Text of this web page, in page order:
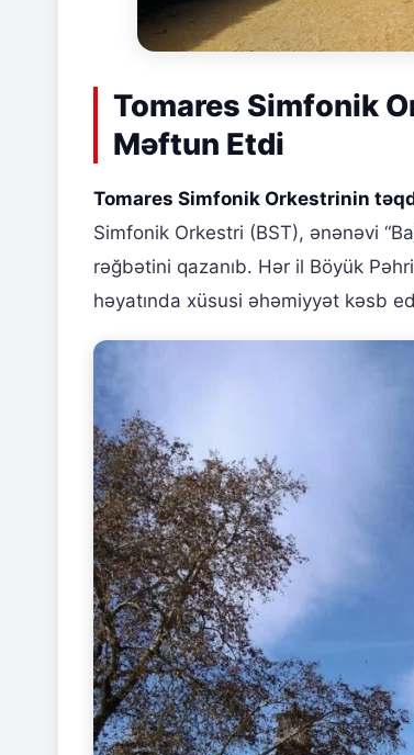
Tomares Simfonik
Məftun Etdi
Tomares Simfonik Orkestrinin
Simfonik Orkestri (BST), ənənəvi
rəğbətini qazanıb. Hər il Böyük
həyatında xüsusi əhəmiyyət kəsb